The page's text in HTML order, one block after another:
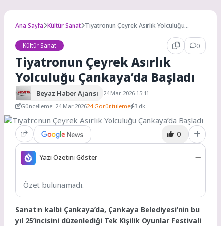
Ana Sayfa Kültür Sanat Tiyatronun Çeyrek Asırlık Yolculuğu
Kültür Sanat
0
Tiyatronun Çeyrek Asırlık
Yolculuğu Çankaya’da Başladı
Beyaz Haber Ajansı
24 Mar 2026 15:11
Güncelleme: 24 Mar 202624 Görüntüleme 3 dk.
0
Yazı Özetini Göster
Özet bulunamadı.
Sanatın kalbi Çankaya’da, Çankaya Belediyesi’nin bu
yıl 25’incisini düzenlediği Tek Kişilik Oyunlar Festivali